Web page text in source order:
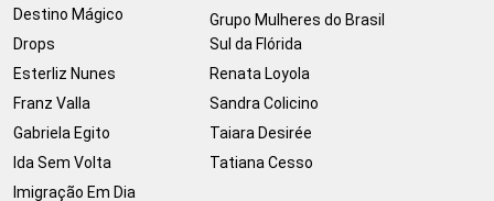
Destino Mágico
Drops
Esterliz Nunes
Franz Valla
Gabriela Egito
Ida Sem Volta
Imigração Em Dia
Grupo Mulheres do Brasil
Sul da Flórida
Renata Loyola
Sandra Colicino
Taiara Desirée
Tatiana Cesso